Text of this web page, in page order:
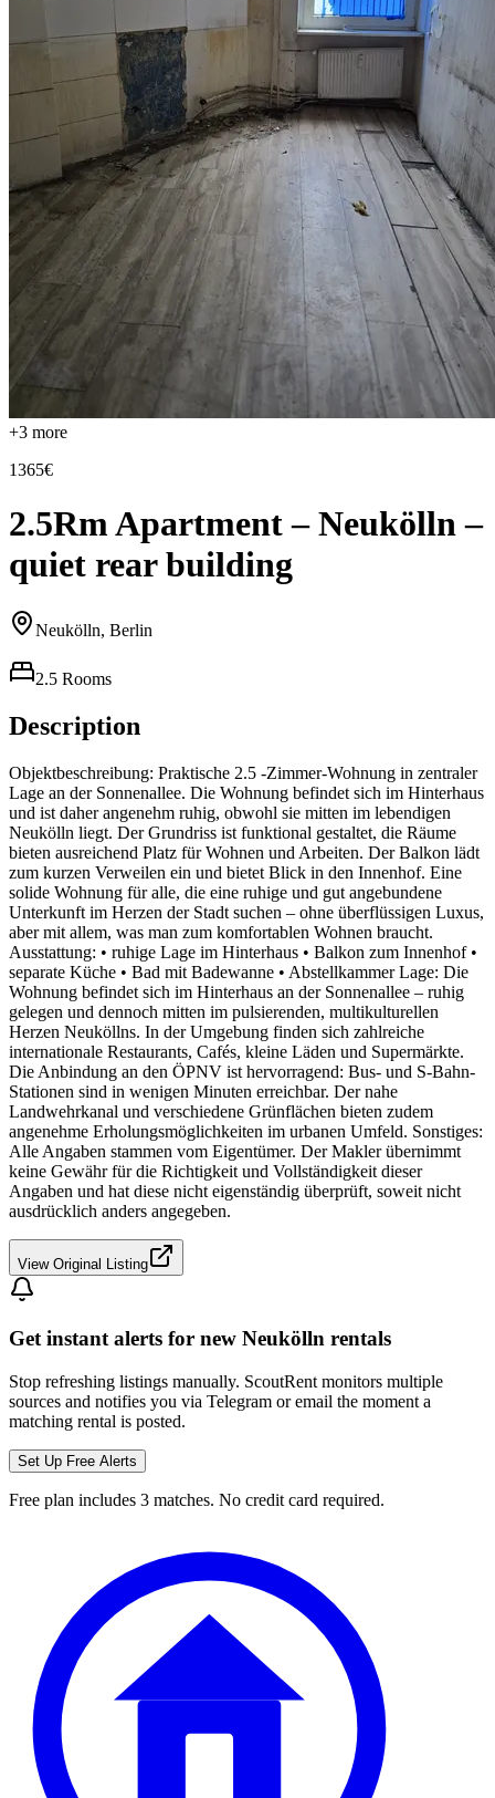
+3 more
1365€
2.5Rm Apartment – Neukölln –
quiet rear building
Neukölln, Berlin
2.5 Rooms
Description
Objektbeschreibung: Praktische 2.5 -Zimmer-Wohnung in zentraler
Lage an der Sonnenallee. Die Wohnung befindet sich im Hinterhaus
und ist daher angenehm ruhig, obwohl sie mitten im lebendigen
Neukölln liegt. Der Grundriss ist funktional gestaltet, die Räume
bieten ausreichend Platz für Wohnen und Arbeiten. Der Balkon lädt
zum kurzen Verweilen ein und bietet Blick in den Innenhof. Eine
solide Wohnung für alle, die eine ruhige und gut angebundene
Unterkunft im Herzen der Stadt suchen – ohne überflüssigen Luxus,
aber mit allem, was man zum komfortablen Wohnen braucht.
Ausstattung: • ruhige Lage im Hinterhaus • Balkon zum Innenhof •
separate Küche • Bad mit Badewanne • Abstellkammer Lage: Die
Wohnung befindet sich im Hinterhaus an der Sonnenallee – ruhig
gelegen und dennoch mitten im pulsierenden, multikulturellen
Herzen Neuköllns. In der Umgebung finden sich zahlreiche
internationale Restaurants, Cafés, kleine Läden und Supermärkte.
Die Anbindung an den ÖPNV ist hervorragend: Bus- und S-Bahn-
Stationen sind in wenigen Minuten erreichbar. Der nahe
Landwehrkanal und verschiedene Grünflächen bieten zudem
angenehme Erholungsmöglichkeiten im urbanen Umfeld. Sonstiges:
Alle Angaben stammen vom Eigentümer. Der Makler übernimmt
keine Gewähr für die Richtigkeit und Vollständigkeit dieser
Angaben und hat diese nicht eigenständig überprüft, soweit nicht
ausdrücklich anders angegeben.
View Original Listing
Get instant alerts for new Neukölln rentals
Stop refreshing listings manually. ScoutRent monitors multiple
sources and notifies you via Telegram or email the moment a
matching rental is posted.
Set Up Free Alerts
Free plan includes 3 matches. No credit card required.